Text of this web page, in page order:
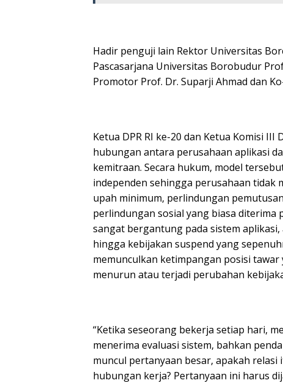
Hadir penguji lain Rektor Universitas
Pascasarjana Universitas Borobudur
Promotor Prof. Dr. Suparji Ahmad dan
Ketua DPR RI ke-20 dan Ketua Komisi
hubungan antara perusahaan aplikasi
kemitraan. Secara hukum, model
independen sehingga perusahaan tidak
upah minimum, perlindungan
perlindungan sosial yang biasa diterima
sangat bergantung pada sistem
hingga kebijakan suspend yang
memunculkan ketimpangan posisi
menurun atau terjadi perubahan
“Ketika seseorang bekerja setiap hari,
menerima evaluasi sistem, bahkan
muncul pertanyaan besar, apakah
hubungan kerja? Pertanyaan ini harus